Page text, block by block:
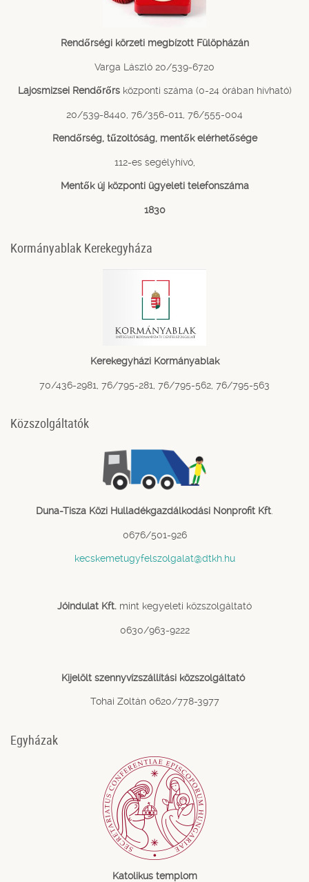
Rendőrségi körzeti megbízott Fülöpházán
Varga László 20/539-6720
Lajosmizsei Rendőrőrsközponti száma (0-24 órában hívható)
20/539-8440, 76/356-011, 76/555-004
Rendőrség, tűzoltóság, mentők elérhetősége
112-es segélyhívó,
Mentők új központi ügyeleti telefonszáma
1830
Kormányablak Kerekegyháza
Kerekegyházi Kormányablak
70/436-2981, 76/795-281, 76/795-562, 76/795-563
Közszolgáltatók
Duna-Tisza Közi Hulladékgazdálkodási Nonprofit Kft
0676/501-926
kecskemetugyfelszolgalat@dtkh.hu
Jóindulat Kft. mint kegyeleti közszolgáltató
0630/963-9222
Kijelölt szennyvízszállítási közszolgáltató
Tohai Zoltán 0620/778-3977
Egyházak
Katolikus templom